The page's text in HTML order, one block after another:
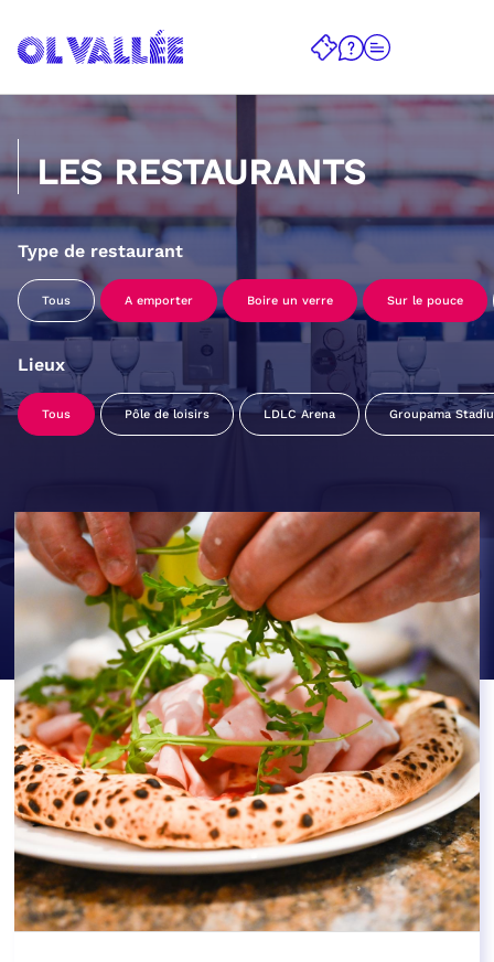
LES RESTAURANTS
Type de restaurant
Tous A emporter Boire un verre Sur le pouce
Lieux
Tous Pôle de loisirs LDLC Arena Groupama